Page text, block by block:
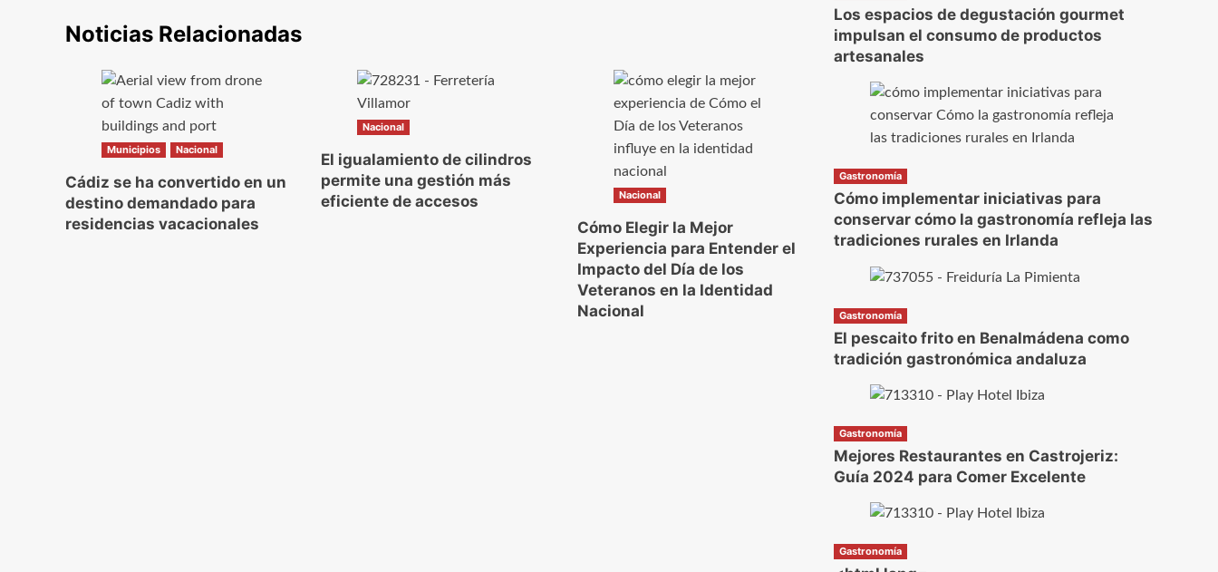
entradas
Noticias Relacionadas
Municipios Nacional
Cádiz se ha convertido en un
destino demandado para
residencias vacacionales
Nacional
El igualamiento de cilindros
permite una gestión más
eficiente de accesos
Nacional
Cómo Elegir la Mejor
Experiencia para Entender el
Impacto del Día de los
Veteranos en la Identidad
Nacional
Los espacios de degustación gourmet
impulsan el consumo de productos
artesanales
Gastronomía
Cómo implementar iniciativas para
conservar cómo la gastronomía refleja las
tradiciones rurales en Irlanda
Gastronomía
El pescaito frito en Benalmádena como
tradición gastronómica andaluza
Gastronomía
Mejores Restaurantes en Castrojeriz:
Guía 2024 para Comer Excelente
Gastronomía